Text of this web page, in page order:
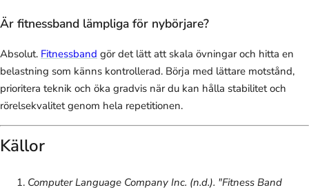
Är fitnessband lämpliga för nybörjare?
Absolut. Fitnessband gör det lätt att skala övningar och hitta en
belastning som känns kontrollerad. Börja med lättare motstånd,
prioritera teknik och öka gradvis när du kan hålla stabilitet och
rörelsekvalitet genom hela repetitionen.
Källor
Computer Language Company Inc. (n.d.). "Fitness Band